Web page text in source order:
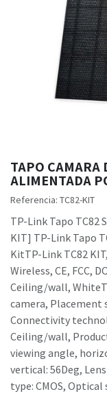
TAPO CAMARA
ALIMENTADA
Referencia: TC82-KIT
TP-Link Tapo TC82
KIT] TP-Link Tapo
KitTP-Link TC82
Wireless, CE, FCC,
Ceiling/wall,
camera, Placement
Connectivity
Ceiling/wall,
viewing angle,
vertical: 56Deg,
type: CMOS, Optical